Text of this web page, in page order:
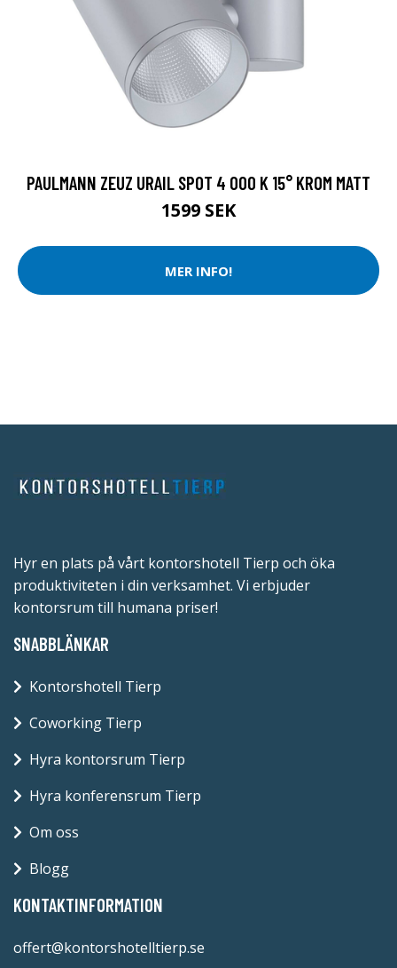
PAULMANN ZEUZ URAIL SPOT 4 000 K 15° KROM MATT
1599 SEK
MER INFO!
Hyr en plats på vårt kontorshotell Tierp och öka
produktiviteten i din verksamhet. Vi erbjuder
kontorsrum till humana priser!
SNABBLÄNKAR
Kontorshotell Tierp
Coworking Tierp
Hyra kontorsrum Tierp
Hyra konferensrum Tierp
Om oss
Blogg
KONTAKTINFORMATION
offert@kontorshotelltierp.se